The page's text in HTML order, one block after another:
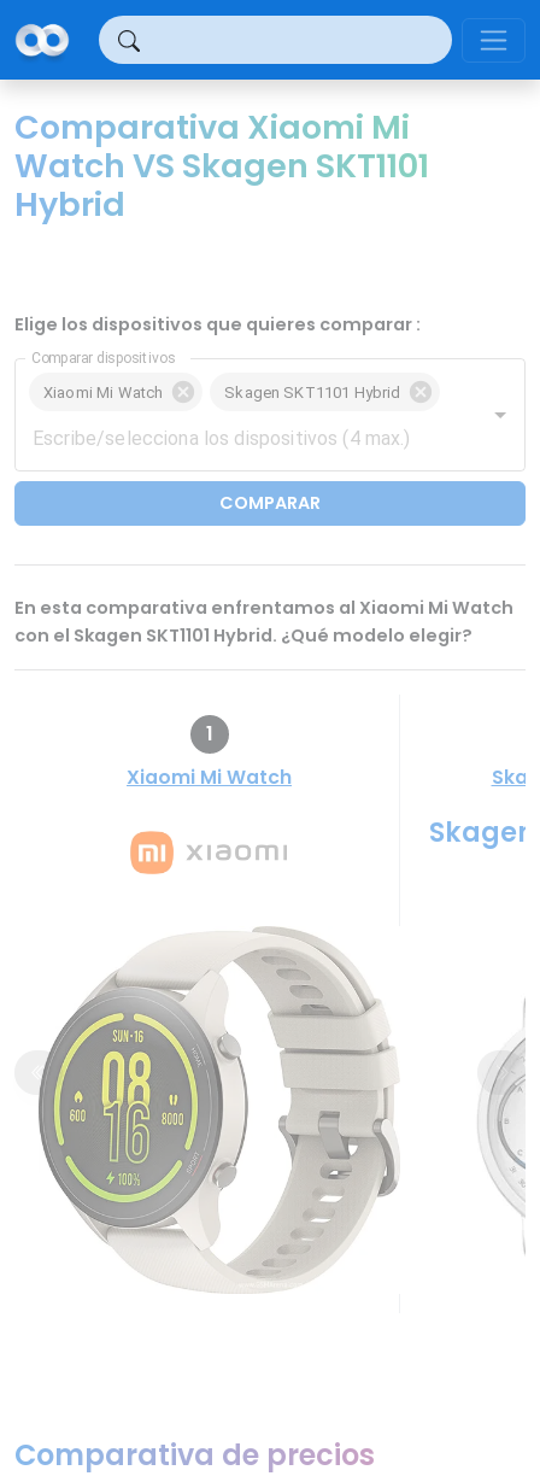
Comparativa Xiaomi Mi
Watch VS Skagen SKT1101
Hybrid
Elige los dispositivos que quieres comparar :
Comparar dispositivos
Xiaomi Mi Watch Skagen SKT1101 Hybrid
COMPARAR
En esta comparativa enfrentamos al Xiaomi Mi Watch
con el Skagen SKT1101 Hybrid. ¿Qué modelo elegir?
1
Xiaomi Mi Watch
Skagen
Comparativa de precios
Panel de gestión de cookies